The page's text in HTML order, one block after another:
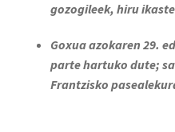
gozogileek, hiru
Goxua azokaren 29.
parte hartuko dute;
Frantzisko